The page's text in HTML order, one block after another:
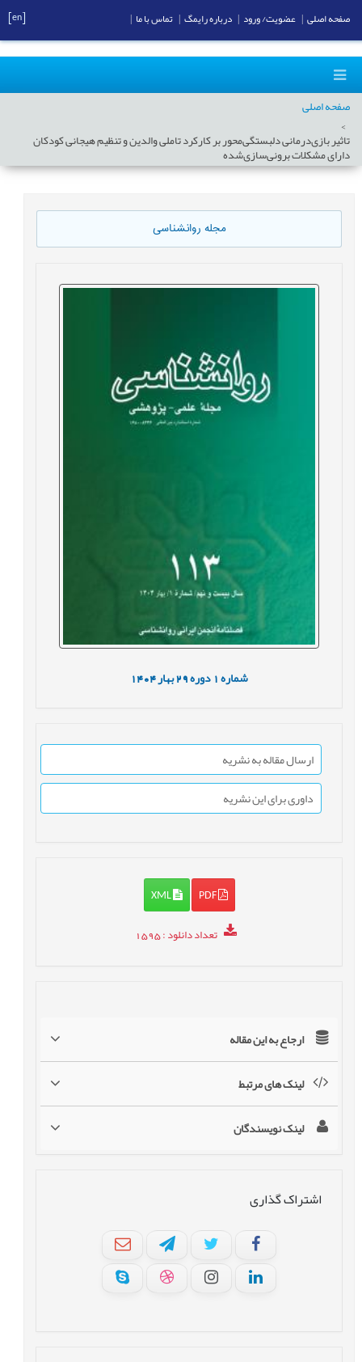
صفحه اصلی
تاثیر بازی‌درمانی دلبستگی‌محور بر کارکرد ‌تاملی ‌والدین و تنظیم‌ هیجانی کودکان
دارای مشکلات برونی‌سازی‌شده
مجله روانشناسی
شماره1 دوره29 بهار1404
ارسال مقاله به نشریه
داوری برای این نشریه
PDF
XML
تعداد دانلود: 1595
ارجاع به این مقاله
لینک های مرتبط
لینک نویسندگان
اشتراک گذاری
صفحه اصلی عضویت/ ورود درباره رایمگ تماس با ما